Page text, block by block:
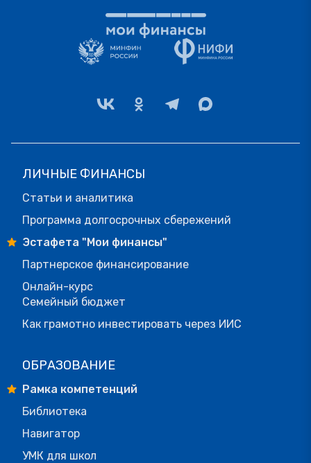
ЛИЧНЫЕ ФИНАНСЫ
Статьи и аналитика
Программа долгосрочных сбережений
Эстафета "Мои финансы"
Партнерское финансирование
Онлайн-курс
Семейный бюджет
Как грамотно инвестировать через ИИС
ОБРАЗОВАНИЕ
Рамка компетенций
Библиотека
Навигатор
УМК для школ